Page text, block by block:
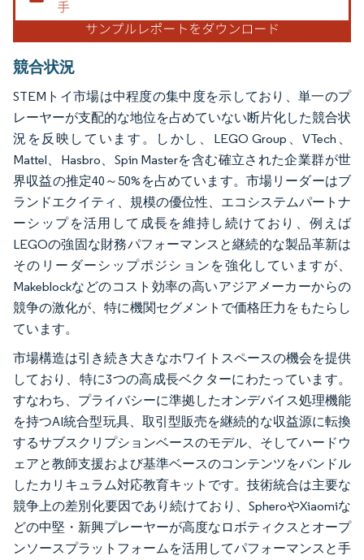
競合状況
STEMトイ市場は中程度の集中度を示しており、単一のプ
レーヤーが支配的な地位を占めていない断片化した競合状
況を反映しています。しかし、LEGO Group、VTech、
Mattel、Hasbro、Spin Masterを含む確立された企業群が世
界収益の推定40～50%を占めています。市場リーダーはブ
ランドエクイティ、規模の優位性、エコシステムパートナ
ーシップを活用して成長を維持し続けており、例えば
LEGOの強固な財務パフォーマンスと継続的な製品革新は
そのリーダーシップポジションを強化していますが、
Makeblockなどのコスト効率の高いアジアメーカーからの
競争の激化が、特に機関セグメントで価格圧力をもたらし
ています。
市場構造は引き続き大きなホワイトスペースの機会を提供
しており、特に3つの高成長ベクターにわたっています。
すなわち、プライバシーに準拠したオンデバイス処理機能
を持つAI統合型玩具、取引型販売を継続的な収益源に転換
するサブスクリプションベースのモデル、そしてハードウ
ェアと教師支援および基準ベースのコンテンツをバンドル
したカリキュラム対応教育キットです。技術統合は主要な
競争上の差別化要因であり続けており、SpheroやXiaomiな
どの中堅・新興プレーヤーが高度なロボティクスとオープ
ンソースプラットフォームを活用してパフォーマンスと手